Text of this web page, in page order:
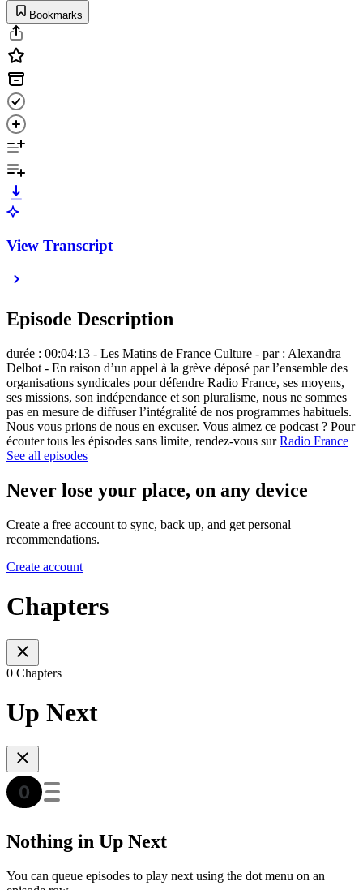
Bookmarks
View Transcript
Episode Description
durée : 00:04:13 - Les Matins de France Culture - par : Alexandra
Delbot - En raison d’un appel à la grève déposé par l’ensemble des
organisations syndicales pour défendre Radio France, ses moyens,
ses missions, son indépendance et son pluralisme, nous ne sommes
pas en mesure de diffuser l’intégralité de nos programmes habituels.
Nous vous prions de nous en excuser. Vous aimez ce podcast ? Pour
écouter tous les épisodes sans limite, rendez-vous surRadio France
See all episodes
Never lose your place, on any device
Create a free account to sync, back up, and get personal
recommendations.
Create account
Chapters
0 Chapters
Up Next
Nothing in Up Next
You can queue episodes to play next using the dot menu on an